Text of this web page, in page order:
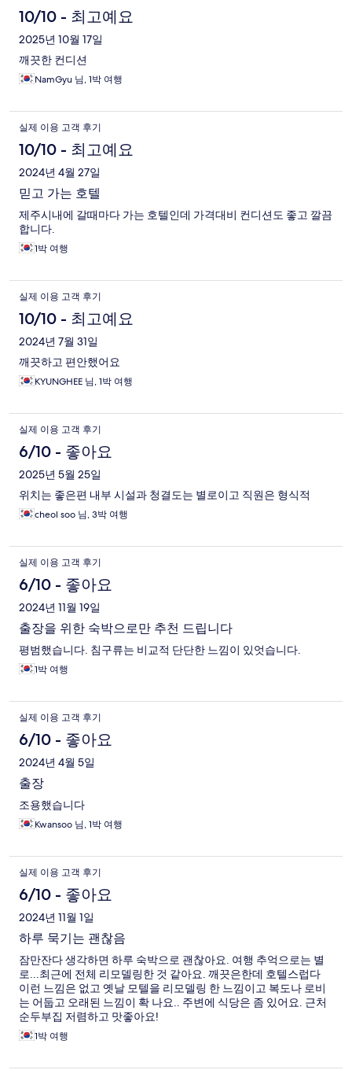
10/10 - 최고예요
2025년 10월 17일
깨끗한 컨디션
NamGyu 님, 1박 여행
실제 이용 고객 후기
10/10 - 최고예요
2024년 4월 27일
믿고 가는 호텔
제주시내에 갈때마다 가는 호텔인데 가격대비 컨디션도 좋고 깔끔
합니다.
1박 여행
실제 이용 고객 후기
10/10 - 최고예요
2024년 7월 31일
깨끗하고 편안했어요
KYUNGHEE 님, 1박 여행
실제 이용 고객 후기
6/10 - 좋아요
2025년 5월 25일
위치는 좋은편 내부 시설과 청결도는 별로이고 직원은 형식적
cheol soo 님, 3박 여행
실제 이용 고객 후기
6/10 - 좋아요
2024년 11월 19일
출장을 위한 숙박으로만 추천 드립니다
평범했습니다. 침구류는 비교적 단단한 느낌이 있엇습니다.
1박 여행
실제 이용 고객 후기
6/10 - 좋아요
2024년 4월 5일
출장
조용했습니다
Kwansoo 님, 1박 여행
실제 이용 고객 후기
6/10 - 좋아요
2024년 11월 1일
하루 묵기는 괜찮음
잠만잔다 생각하면 하루 숙박으로 괜찮아요. 여행 추억으로는 별
로...최근에 전체 리모델링한 것 같아요. 깨끗은한데 호텔스럽다
이런 느낌은 없고 옛날 모텔을 리모델링 한 느낌이고 복도나 로비
는 어둡고 오래된 느낌이 확 나요.. 주변에 식당은 좀 있어요. 근처
순두부집 저렴하고 맛좋아요!
1박 여행